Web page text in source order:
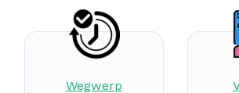
Wegwerp